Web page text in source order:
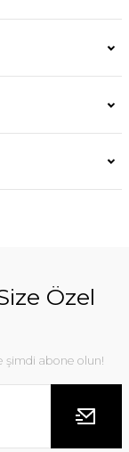
Özel
şimdi abone olun!